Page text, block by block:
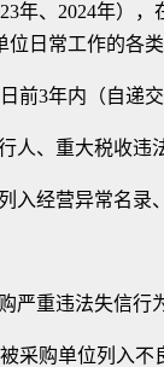
年、2024年）
位日常工作的各
前3年内（自递
人、重大税收
入经营异常名
严重违法失信行
采购单位列入不